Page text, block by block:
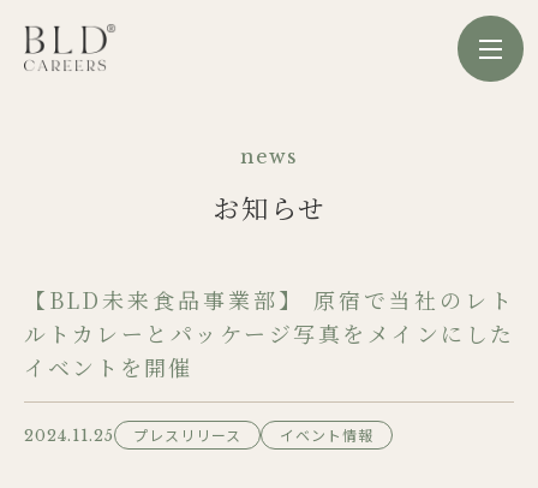
news
お知らせ
【BLD未来食品事業部】 原宿で当社のレト
ルトカレーとパッケージ写真をメインにした
イベントを開催
2024.11.25 プレスリリース イベント情報